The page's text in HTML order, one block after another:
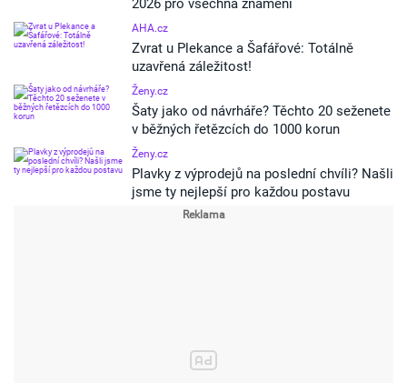
2026 pro všechna znamení
AHA.cz
Zvrat u Plekance a Šafářové: Totálně
uzavřená záležitost!
Ženy.cz
Šaty jako od návrháře? Těchto 20 seženete
v běžných řetězcích do 1000 korun
Ženy.cz
Plavky z výprodejů na poslední chvíli? Našli
jsme ty nejlepší pro každou postavu